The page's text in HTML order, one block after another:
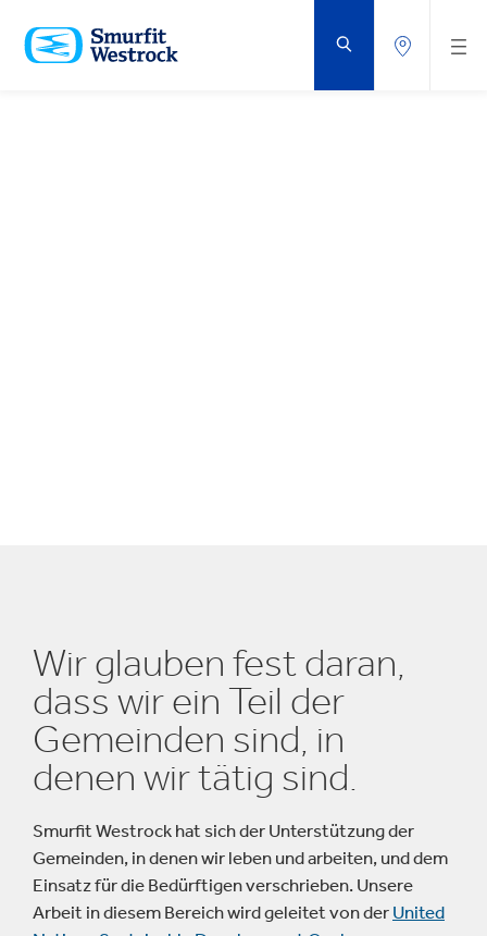
HAUPTINHALT
SPRINGEN
Wir glauben fest daran,
dass wir ein Teil der
Gemeinden sind, in
denen wir tätig sind.
Smurfit Westrock hat sich der Unterstützung der
Gemeinden, in denen wir leben und arbeiten, und dem
Einsatz für die Bedürftigen verschrieben. Unsere
Arbeit in diesem Bereich wird geleitet von der United